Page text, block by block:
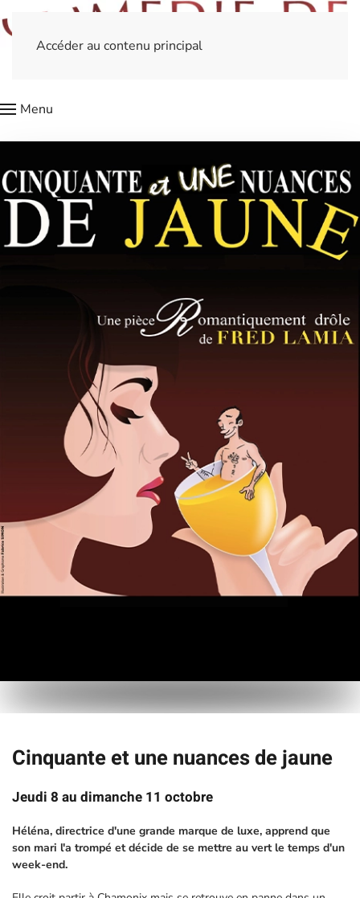
Accéder au contenu principal
Menu
Cinquante et une nuances de jaune
Jeudi 8 au dimanche 11 octobre
Héléna, directrice d'une grande marque de luxe, apprend que
son mari l'a trompé et décide de se mettre au vert le temps d'un
week-end.